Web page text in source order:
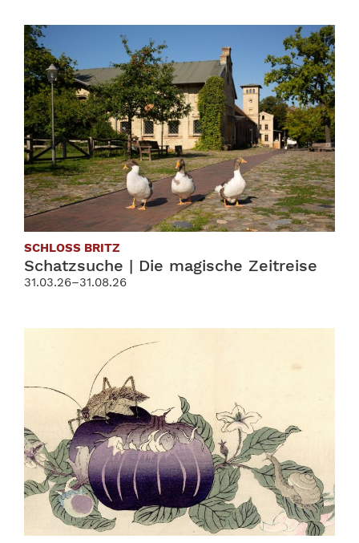
SCHLOSS BRITZ
Schatzsuche | Die magische Zeitreise
31.03.26–31.08.26